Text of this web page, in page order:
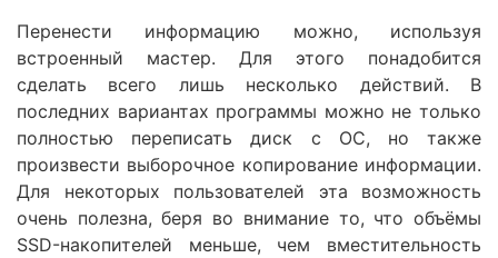
Перенести информацию можно, используя
встроенный мастер. Для этого понадобится
сделать всего лишь несколько действий. В
последних вариантах программы можно не только
полностью переписать диск с ОС, но также
произвести выборочное копирование информации.
Для некоторых пользователей эта возможность
очень полезна, беря во внимание то, что объёмы
SSD-накопителей меньше, чем вместительность